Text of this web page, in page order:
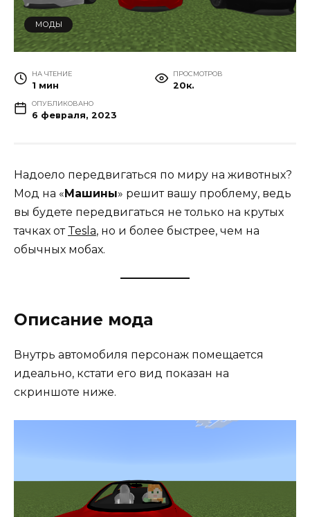
МОДЫ
НА ЧТЕНИЕ
1 мин
ПРОСМОТРОВ
20к.
ОПУБЛИКОВАНО
6 февраля, 2023
Надоело передвигаться по миру на животных?
Мод на «Машины» решит вашу проблему, ведь
вы будете передвигаться не только на крутых
тачках от Tesla, но и более быстрее, чем на
обычных мобах.
Описание мода
Внутрь автомобиля персонаж помещается
идеально, кстати его вид показан на
скриншоте ниже.